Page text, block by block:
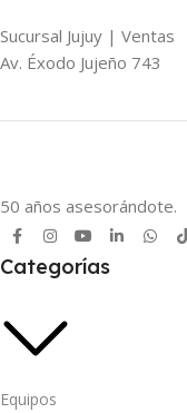
Sucursal Jujuy | Ventas
Av. Éxodo Jujeño 743
50 años asesorándote.
Categorías
Equipos